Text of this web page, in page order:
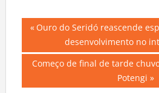
Navegação
de
Previous
Ouro do Seridó reascende
desenvolvimento no
Next
Começo de final de tarde
Potengi